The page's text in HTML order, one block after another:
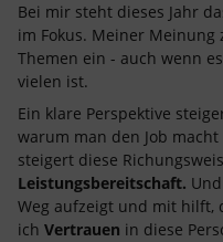
Bei mir steht dieses Jahr
im Fokus. Meiner Meinung
Themen ein - auch wenn
vielen ist.
Ein klare Perspektive
warum man den Job
steigert diese
Leistungsbereitschaft.
Weg aufzeigt und mit hilft,
ich Vertrauen in diese